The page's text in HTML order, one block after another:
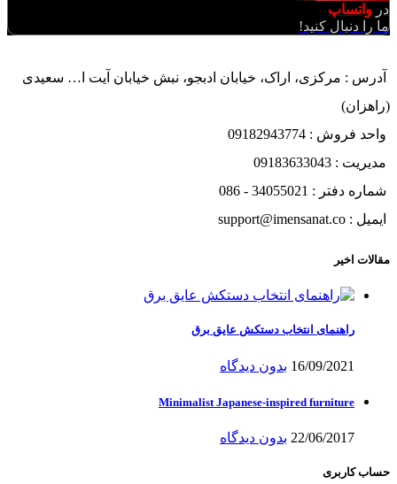
در واتساپ
ما را دنبال کنید!
آدرس : مرکزی، اراک، خیابان ادبجو، نبش خیابان آیت ا… سعیدی
(راهزان)
واحد فروش : 09182943774
مدیریت : 09183633043
شماره دفتر : 34055021 - 086
ایمیل : support@imensanat.co
مقالات اخیر
راهنمای انتخاب دستکش عایق برق
16/09/2021 بدون دیدگاه
Minimalist Japanese-inspired furniture
22/06/2017 بدون دیدگاه
حساب کاربری